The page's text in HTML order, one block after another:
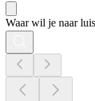
Waar wil je naar